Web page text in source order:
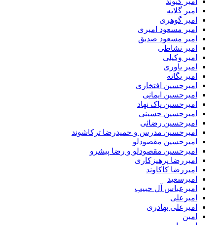
امیر گلایه
امیر گوهری
امیر مسعود امیری
امیر مسعود صدیق
امیر نشاطی
امیر وکیلی
امیر یاوری
امیر یگانه
امیرحسین افتخاری
امیرحسین ایمانی
امیرحسین پاک نهاد
امیرحسین حسینی
امیرحسین رضائی
امیرحسین مدرس و حمیدرضا ترکاشوند
امیرحسین مقصودلو
امیرحسین مقصودلو و رضا پیشرو
امیررضا پرهیزکاری
امیررضا کاکاوند
امیرسعید
امیرعباس آل حبیب
امیرعلی
امیرعلی بهادری
امین